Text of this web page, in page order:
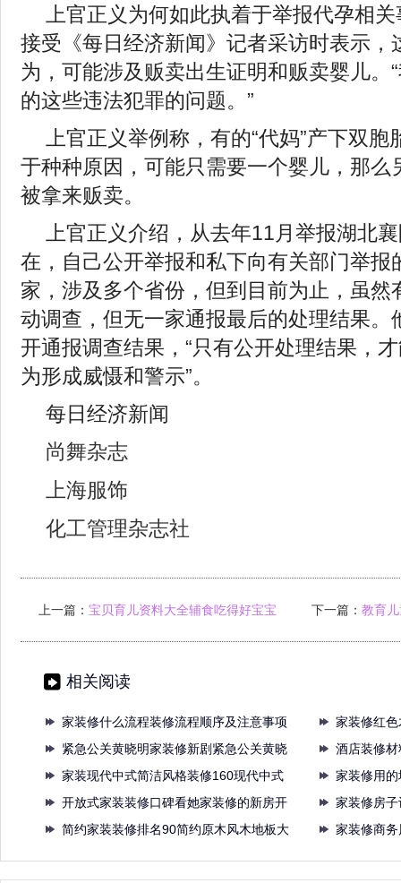
上官正义为何如此执着于举报代孕相
接受《每日经济新闻》记者采访时表示，
为，可能涉及贩卖出生证明和贩卖婴儿。
的这些违法犯罪的问题。”
上官正义举例称，有的“代妈”产下双
于种种原因，可能只需要一个婴儿，那么
被拿来贩卖。
上官正义介绍，从去年11月举报湖北
在，自己公开举报和私下向有关部门举报
家，涉及多个省份，但到目前为止，虽然
动调查，但无一家通报最后的处理结果。
开通报调查结果，“只有公开处理结果，
为形成威慑和警示”。
每日经济新闻
尚舞杂志
上海服饰
化工管理杂志社
上一篇： 宝贝育儿资料大全辅食吃得好宝宝
成长快送你
下一篇： 教育
相关阅读
家装修什么流程装修流程顺序及注意事项
超全
家装修红
一抹
紧急公关黄晓明家装修新剧紧急公关黄晓
明把
酒店装修
用投
家装现代中式简洁风格装修160现代中式
简
家装修用
都有
开放式家装装修口碑看她家装修的新房开
放式
家装修房
极度
简约家装装修排名90简约原木风木地板大
家装修商